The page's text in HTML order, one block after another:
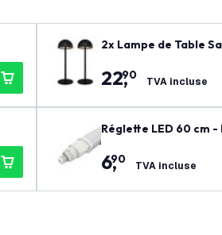
2x Lampe de Table
22,
90 TVA incluse
Réglette LED 60 cm
6,
90 TVA incluse